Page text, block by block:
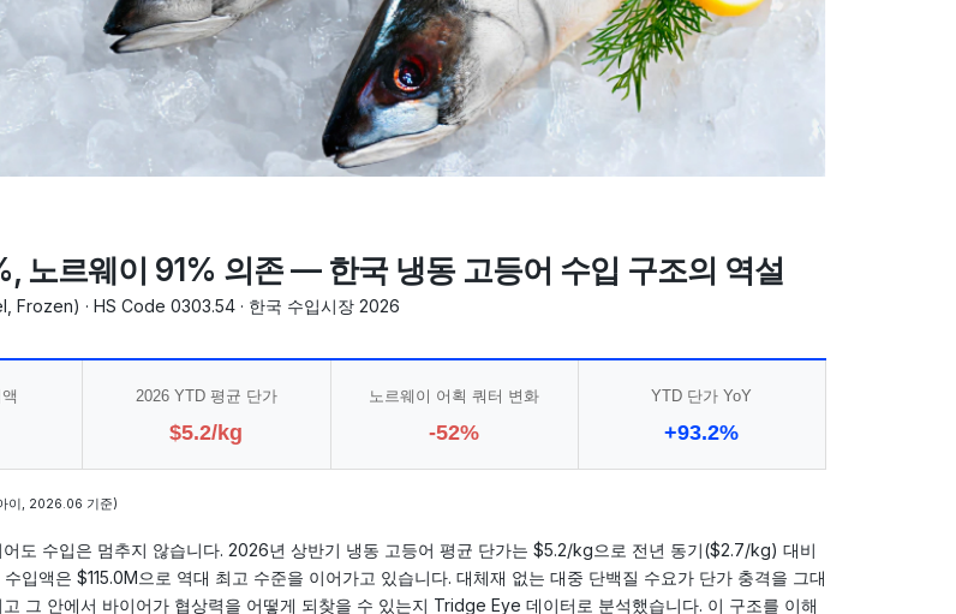
노르웨이 91% 의존 — 한국 냉동 고등어 수입 구조의 역설
Frozen) · HS Code 0303.54 · 한국 수입시장 2026
2026 YTD 평균 단가
$5.2/kg
노르웨이 어획 쿼터 변화
-52%
YTD 단가 YoY
+93.2%
이, 2026.06 기준)
도 수입은 멈추지 않습니다. 2026년 상반기 냉동 고등어 평균 단가는 $5.2/kg으로 전년 동기($2.7/kg) 대비
입액은 $115.0M으로 역대 최고 수준을 이어가고 있습니다. 대체재 없는 대중 단백질 수요가 단가 충격을 그대
그 안에서 바이어가 협상력을 어떻게 되찾을 수 있는지 Tridge Eye 데이터로 분석했습니다. 이 구조를 이해